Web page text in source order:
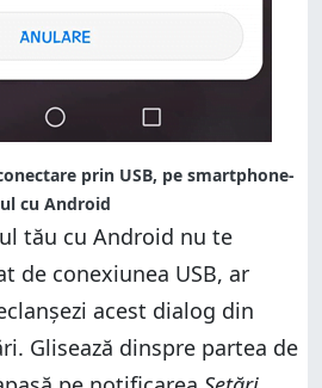
prin USB, pe smartphone-
ul cu Android
tău cu Android nu te
de conexiunea USB, ar
acest dialog din
Glisează dinspre partea de